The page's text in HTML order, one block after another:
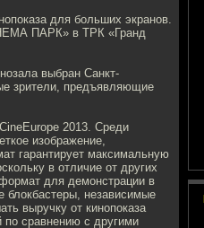
для больших экранов.
ПАРК» в ТРК «Гранд
выбран Санкт-
зрители, предъявляющие
2013. Среди
изображение,
гарантирует максимальную
в отличие от других
для демонстрации в
блокбастеры, независимые
выручку от кинопоказа
сравнению с другими